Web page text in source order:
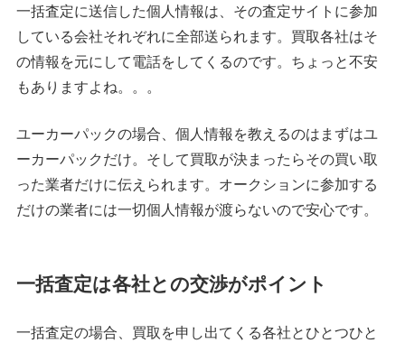
一括査定に送信した個人情報は、その査定サイトに参加
している会社それぞれに全部送られます。買取各社はそ
の情報を元にして電話をしてくるのです。ちょっと不安
もありますよね。。。
ユーカーパックの場合、個人情報を教えるのはまずはユ
ーカーパックだけ。そして買取が決まったらその買い取
った業者だけに伝えられます。オークションに参加する
だけの業者には一切個人情報が渡らないので安心です。
一括査定は各社との交渉がポイント
一括査定の場合、買取を申し出てくる各社とひとつひと